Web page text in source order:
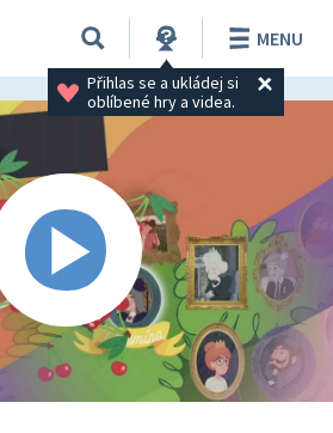
Přihlas se a ukládej si
oblíbené hry a videa.
MENU